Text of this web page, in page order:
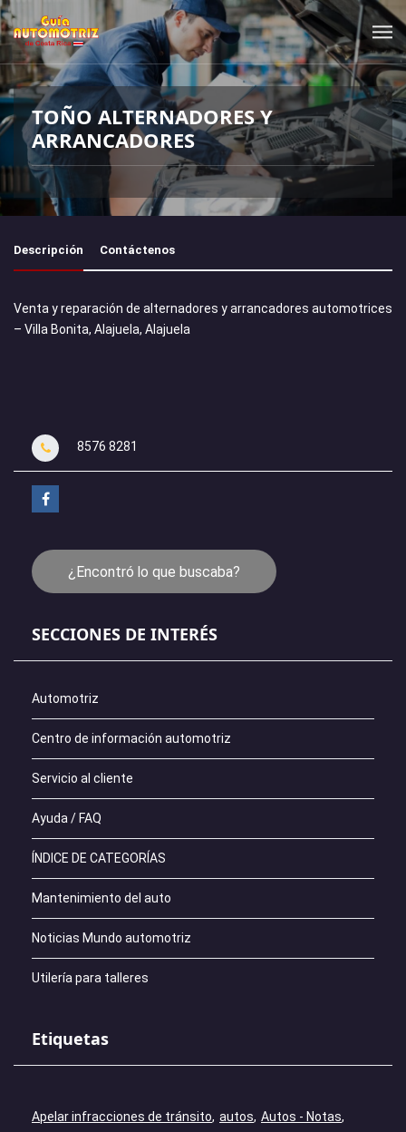
TOÑO ALTERNADORES Y
ARRANCADORES
Descripción Contáctenos
Venta y reparación de alternadores y arrancadores automotrices
– Villa Bonita, Alajuela, Alajuela
8576 8281
¿Encontró lo que buscaba?
SECCIONES DE INTERÉS
Automotriz
Centro de información automotriz
Servicio al cliente
Ayuda / FAQ
ÍNDICE DE CATEGORÍAS
Mantenimiento del auto
Noticias Mundo automotriz
Utilería para talleres
Etiquetas
Apelar infracciones de tránsito autos Autos - Notas